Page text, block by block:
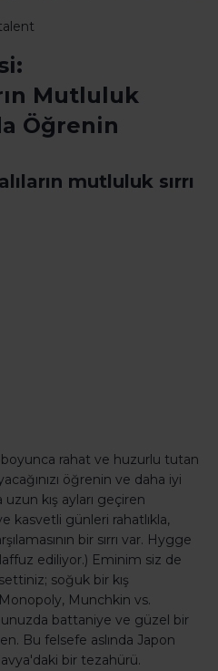
Mutluluk
Öğrenin
mutluluk sırrı
boyunca rahat ve huzurlu tutan
öğrenin ve daha iyi
kış ayları geçiren
kasvetli günleri rahatlıkla,
bir sırrı var. Hygge
ediliyor.) Eminim siz de
soğuk bir kış
Monopoly, Munchkin vs.
battaniye ve güzel bir
Bu felsefe aslında Japon
bir tezahürü.